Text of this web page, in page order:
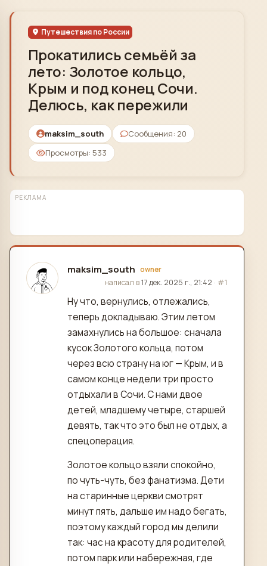
Путешествия по России
Прокатились семьёй за
лето: Золотое кольцо,
Крым и под конец Сочи.
Делюсь, как пережили
maksim_south
Сообщения: 20
Просмотры: 533
РЕКЛАМА
maksim_south owner
отредактировано
написал в17 дек. 2025 г., 21:42 · #1
Ну что, вернулись, отлежались,
теперь докладываю. Этим летом
замахнулись на большое: сначала
кусок Золотого кольца, потом
через всю страну на юг — Крым, и в
самом конце недели три просто
отдыхали в Сочи. С нами двое
детей, младшему четыре, старшей
девять, так что это был не отдых, а
спецоперация.
Золотое кольцо взяли спокойно,
по чуть-чуть, без фанатизма. Дети
на старинные церкви смотрят
минут пять, дальше им надо бегать,
поэтому каждый город мы делили
так: час на красоту для родителей,
потом парк или набережная, где